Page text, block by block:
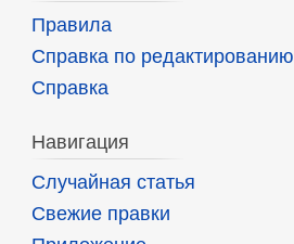
Правила
Справка по редактированию
Справка
Навигация
Случайная статья
Свежие правки